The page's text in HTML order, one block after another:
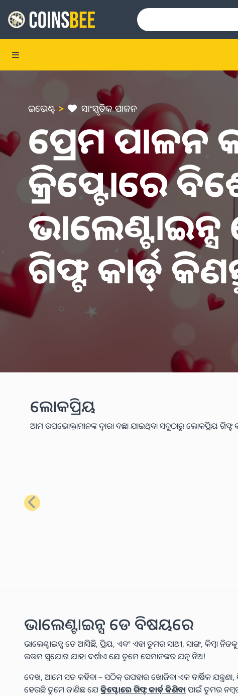
ଇଭେଣ୍ଟ୍ ସାଂସ୍କୃତିକ ପାଳନ
ପ୍ରେମ ପାଳନ
କ୍ରିପ୍ଟୋରେ
ଗିଫ୍ଟ କାର୍ଡ୍
ଲୋକପ୍ରିୟ
ଆମ ଉପଭୋକ୍ତାମାନଙ୍କ ଦ୍ୱାରା ବଛା ଯାଇଥିବା ସବୁଠାରୁ ଲୋକପ୍ରିୟ ଗିଫ୍ଟ
ପୂର୍ବ
ଭାଲେଣ୍ଟାଇନ୍ସ ଡେ ବିଷୟରେ
ଭାଲେଣ୍ଟାଇନ୍ସ ଡେ ଆସିଛି, ପ୍ରିୟ, ଏବଂ ଏହା ତୁମର ସାଥୀ, ସାଙ୍ଗ, କିମ୍ବା
ଉତ୍ତମ ସୁଯୋଗ ଯାହା ଦର୍ଶାଏ ଯେ ତୁମେ ସେମାନଙ୍କର ଯତ୍ନ ନିଅ!
ଦେଖ, ଆମେ ସତ କହିବା – ସଠିକ୍ ଉପହାର ଖୋଜିବା ଏକ ବାର୍ଷିକ ଯନ୍ତ୍ରଣା,
ହେଉଛି ତୁମେ ଜାଣିଛ ଯେ କ୍ରିପ୍ଟୋରେ ଗିଫ୍ଟ କାର୍ଡ୍ କିଣିବା ପାଇଁ ତୁମର